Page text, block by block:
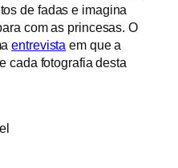
de fadas e imagina
com as princesas. O
entrevista em que a
cada fotografia desta